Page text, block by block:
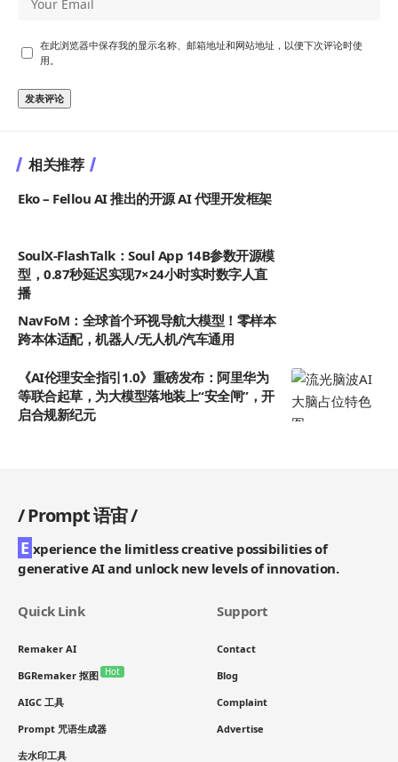
在此浏览器中保存我的显示名称、邮箱地址和网站地址，以便下次评论时使
用。
相关推荐
Eko – Fellou AI 推出的开源 AI 代理开发框架
SoulX-FlashTalk：Soul App 14B参数开源模
型，0.87秒延迟实现7×24小时实时数字人直
播
NavFoM：全球首个环视导航大模型！零样本
跨本体适配，机器人/无人机/汽车通用
《AI伦理安全指引1.0》重磅发布：阿里华为
等联合起草，为大模型落地装上“安全闸”，开
启合规新纪元
/Prompt 语宙/
E xperience the limitless creative possibilities of
generative AI and unlock new levels of innovation.
Quick Link
Remaker AI
BGRemaker 抠图 Hot
AIGC 工具
Prompt 咒语生成器
去水印工具
Support
Contact
Blog
Complaint
Advertise